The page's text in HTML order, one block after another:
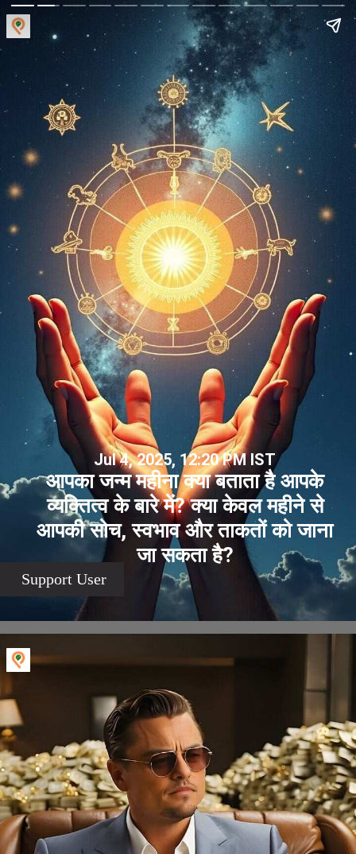
Jul 4, 2025, 12:20 PM IST
आपका जन्म महीना क्या बताता है आपके
व्यक्तित्व के बारे में? क्या केवल महीने से
आपकी सोच, स्वभाव और ताकतों को जाना
जा सकता है?
Support User